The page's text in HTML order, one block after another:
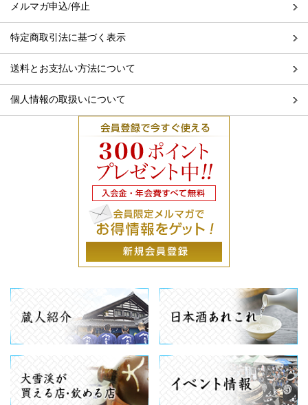
メルマガ申込/停止
特定商取引法に基づく表示
送料とお支払い方法について
個人情報の取扱いについて